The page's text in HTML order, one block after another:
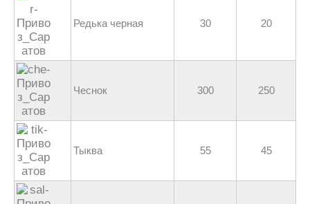
Редька черная 30 20
Чеснок 300 250
Тыква 55 45